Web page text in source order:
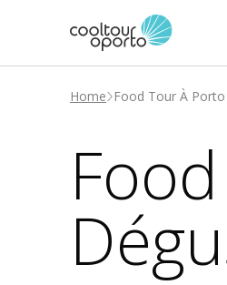
Home Food Tour À